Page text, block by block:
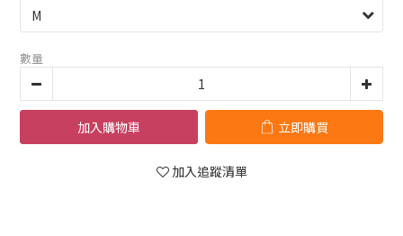
數量
加入購物車 立即購買
加入追蹤清單